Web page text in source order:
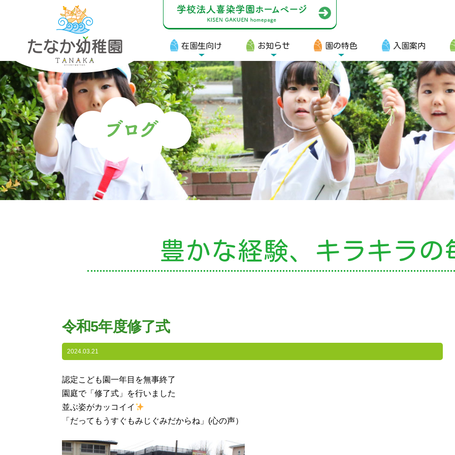
在園生向け お知らせ 園の特色 入園案内
在園生向け
・資料ダウンロード
・園からのお便り
・動画
・写真館（販売）
お知らせ
・ニュース
園の特色
・園の特色
課外授業
豊かな経験、 キラキラの
令和5年度修了式
2024.03.21
認定こども園一年目を無事終了
園庭で「修了式」を行いました
並ぶ姿がカッコイイ
「だってもうすぐもみじぐみだからね」(心の声）